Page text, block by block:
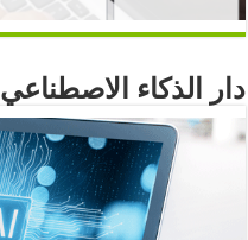
دار الذكاء الاصطناعي